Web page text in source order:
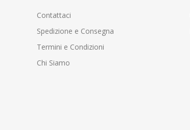
Contattaci
Spedizione e Consegna
Termini e Condizioni
Chi Siamo